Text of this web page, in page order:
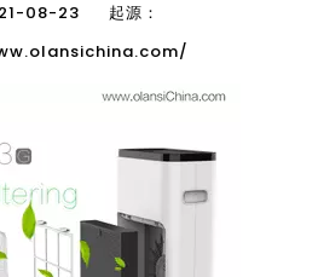
08-23 起源：